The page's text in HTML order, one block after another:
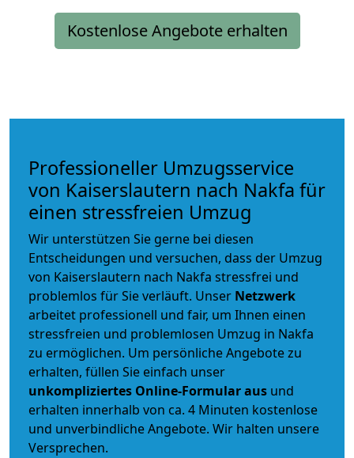
Kostenlose Angebote erhalten
Professioneller Umzugsservice
von Kaiserslautern nach Nakfa für
einen stressfreien Umzug
Wir unterstützen Sie gerne bei diesen
Entscheidungen und versuchen, dass der Umzug
von Kaiserslautern nach Nakfa stressfrei und
problemlos für Sie verläuft. Unser Netzwerk
arbeitet professionell und fair, um Ihnen einen
stressfreien und problemlosen Umzug in Nakfa
zu ermöglichen. Um persönliche Angebote zu
erhalten, füllen Sie einfach unser
unkompliziertes Online-Formular aus und
erhalten innerhalb von ca. 4 Minuten kostenlose
und unverbindliche Angebote. Wir halten unsere
Versprechen.